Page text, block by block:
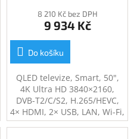
8 210 Kč bez DPH
9 934 Kč
Do košíku
QLED televize, Smart, 50",
4K Ultra HD 3840×2160,
DVB-T2/C/S2, H.265/HEVC,
4× HDMI, 2× USB, LAN, Wi-Fi,
Android 14, en. tř. G